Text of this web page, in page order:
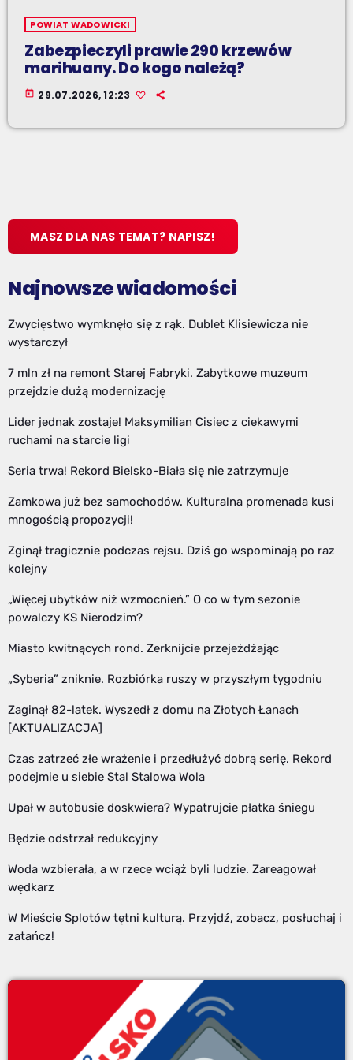
POWIAT WADOWICKI
Zabezpieczyli prawie 290 krzewów
marihuany. Do kogo należą?
today 29.07.2026, 12:23
MASZ DLA NAS TEMAT? NAPISZ!
Najnowsze wiadomości
Zwycięstwo wymknęło się z rąk. Dublet Klisiewicza nie
wystarczył
7 mln zł na remont Starej Fabryki. Zabytkowe muzeum
przejdzie dużą modernizację
Lider jednak zostaje! Maksymilian Cisiec z ciekawymi
ruchami na starcie ligi
Seria trwa! Rekord Bielsko-Biała się nie zatrzymuje
Zamkowa już bez samochodów. Kulturalna promenada kusi
mnogością propozycji!
Zginął tragicznie podczas rejsu. Dziś go wspominają po raz
kolejny
„Więcej ubytków niż wzmocnień.” O co w tym sezonie
powalczy KS Nierodzim?
Miasto kwitnących rond. Zerknijcie przejeżdżając
„Syberia” zniknie. Rozbiórka ruszy w przyszłym tygodniu
Zaginął 82-latek. Wyszedł z domu na Złotych Łanach
[AKTUALIZACJA]
Czas zatrzeć złe wrażenie i przedłużyć dobrą serię. Rekord
podejmie u siebie Stal Stalowa Wola
Upał w autobusie doskwiera? Wypatrujcie płatka śniegu
Będzie odstrzał redukcyjny
Woda wzbierała, a w rzece wciąż byli ludzie. Zareagował
wędkarz
W Mieście Splotów tętni kulturą. Przyjdź, zobacz, posłuchaj i
zatańcz!